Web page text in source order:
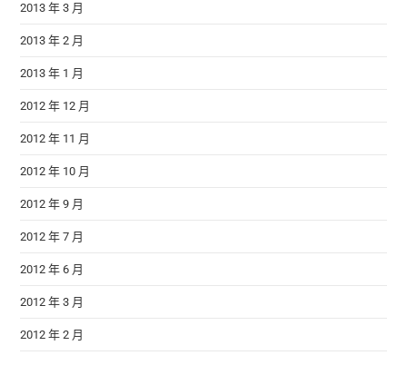
2013 年 3 月
2013 年 2 月
2013 年 1 月
2012 年 12 月
2012 年 11 月
2012 年 10 月
2012 年 9 月
2012 年 7 月
2012 年 6 月
2012 年 3 月
2012 年 2 月